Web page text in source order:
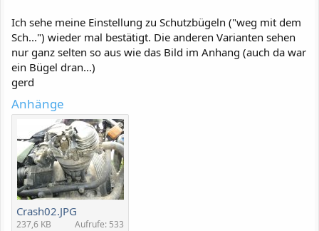
Ich sehe meine Einstellung zu Schutzbügeln ("weg mit dem
Sch...") wieder mal bestätigt. Die anderen Varianten sehen
nur ganz selten so aus wie das Bild im Anhang (auch da war
ein Bügel dran...)
gerd
Anhänge
Crash02.JPG
237,6 KB Aufrufe: 533